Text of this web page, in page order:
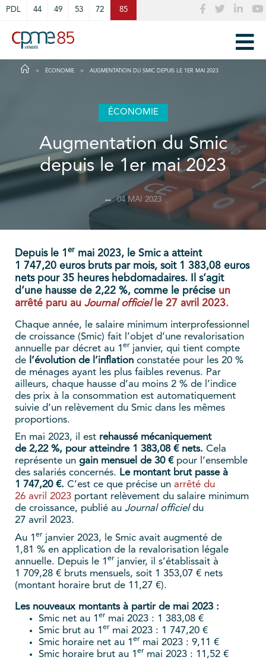
PDL 44 49 53 72 85
ÉCONOMIE AUGMENTATION DU SMIC DEPUIS LE 1ER MAI 2023
ÉCONOMIE
Augmentation du Smic
depuis le 1er mai 2023
04 MAI 2023
Depuis le 1 er mai 2023, le Smic a atteint
1 747,20 euros bruts par mois, soit 1 383,08 euros
nets pour 35 heures hebdomadaires. Il s’agit
d’une hausse de 2,22 %, comme le précise un
arrêté paru au Journal officielle 27 avril 2023.
Chaque année, le salaire minimum interprofessionnel
de croissance (Smic) fait l’objet d’une revalorisation
annuelle par décret au 1 er janvier, qui tient compte
de l’évolution de l’inflation constatée pour les 20 %
de ménages ayant les plus faibles revenus. Par
ailleurs, chaque hausse d’au moins 2 % de l’indice
des prix à la consommation est automatiquement
suivie d’un relèvement du Smic dans les mêmes
proportions.
En mai 2023, il est rehaussé mécaniquement
de 2,22 %, pour atteindre 1 383,08 € nets. Cela
représente un gain mensuel de 30 €pour l’ensemble
des salariés concernés. Le montant brut passe à
1 747,20 €. C’est ce que précise un arrêté du
26 avril 2023 portant relèvement du salaire minimum
de croissance, publié au Journal officieldu
27 avril 2023.
Au 1 er janvier 2023, le Smic avait augmenté de
1,81 % en application de la revalorisation légale
annuelle. Depuis le 1 er janvier, il s’établissait à
1 709,28 € bruts mensuels, soit 1 353,07 € nets
(montant horaire brut de 11,27 €).
Les nouveaux montants à partir de mai 2023 :
Smic net au 1 er mai 2023 : 1 383,08 €
Smic brut au 1 er mai 2023 : 1 747,20 €
Smic horaire net au 1 er mai 2023 : 9,11 €
Smic horaire brut au 1 er mai 2023 : 11,52 €
Cookies management panel